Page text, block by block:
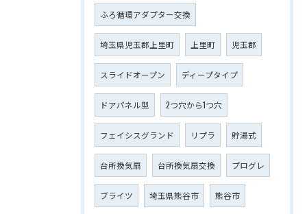
ふろ循環アダプター交換
埼玉県児玉郡上里町 上里町 児玉郡
スライドオープン ディープタイプ
ドアパネル型 2つ穴から1つ穴
フェイシスグランド リプラ 貯湯式
台所換気扇 台所換気扇交換 プログレ
ブライツ 埼玉県熊谷市 熊谷市